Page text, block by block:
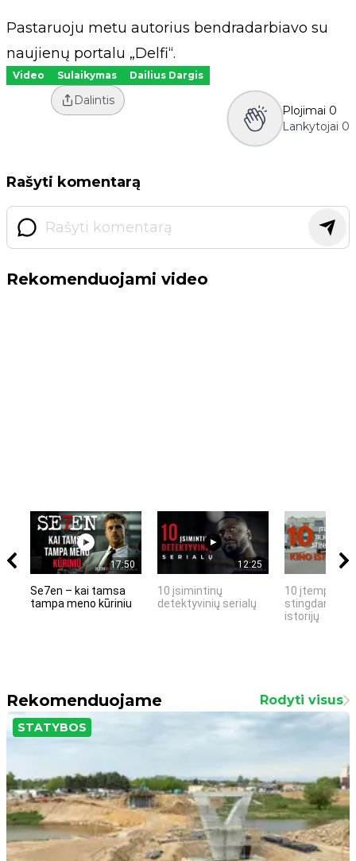
Pastaruoju metu autorius bendradarbiavo su
naujienų portalu „Delfi“.
Video Sulaikymas Dailius Dargis
Dalintis
Plojimai 0
Lankytojai 0
Rašyti komentarą
Rekomenduojami video
17:50
Se7en – kai tamsa
tampa meno kūriniu
12:25
10 įsimintinų
detektyvinių serialų
10 įtemptų,
stingdančių
istorijų
Rekomenduojame Rodyti visus
STATYBOS